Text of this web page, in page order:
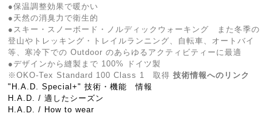
●保温調整効果で暖かい
●天然の消臭力で衛生的
●スキー・スノーボード・ノルディックウォーキング また冬季の
登山やトレッキング・トレイルランニング、自転車、オートバイ
等、寒冷下での Outdoor のあらゆるアクティビティーに最適
●デザインから縫製まで 100% ドイツ製
※OKO-Tex Standard 100 Class 1 取得技術情報へのリンク
"H.A.D. Special+" 技術・機能 情報
H.A.D. / 適したシーズン
H.A.D. / How to wear